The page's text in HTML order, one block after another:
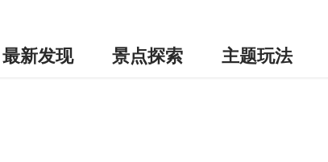
最新发现 景点探索 主题玩法